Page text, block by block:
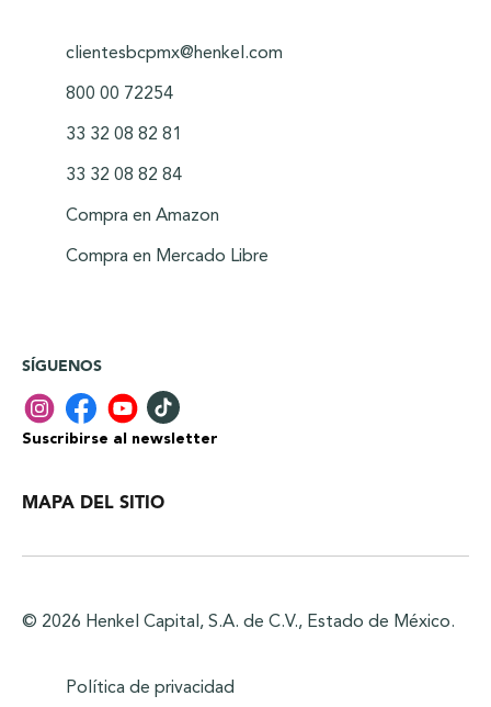
clientesbcpmx@henkel.com
800 00 72254
33 32 08 82 81
33 32 08 82 84
Compra en Amazon
Compra en Mercado Libre
SÍGUENOS
Suscribirse al newsletter
MAPA DEL SITIO
© 2026 Henkel Capital, S.A. de C.V., Estado de México.
Política de privacidad